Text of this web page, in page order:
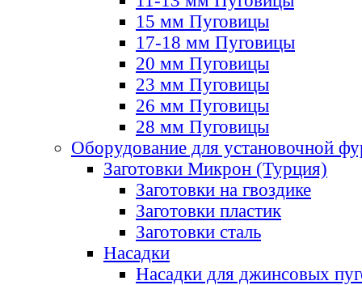
15 мм Пуговицы
17-18 мм Пуговицы
20 мм Пуговицы
23 мм Пуговицы
26 мм Пуговицы
28 мм Пуговицы
Оборудование для установочной
Заготовки Микрон (Турция)
Заготовки на гвоздике
Заготовки пластик
Заготовки сталь
Насадки
Насадки для джинсовых